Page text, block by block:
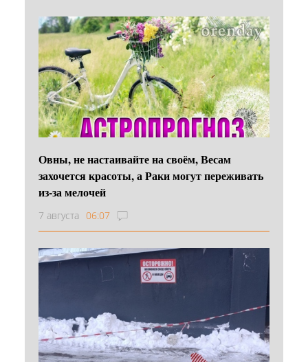
Овны, не настаивайте на своём, Весам
захочется красоты, а Раки могут переживать
из-за мелочей
7 августа 06:07